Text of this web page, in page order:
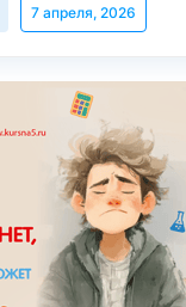
7 апреля, 2026